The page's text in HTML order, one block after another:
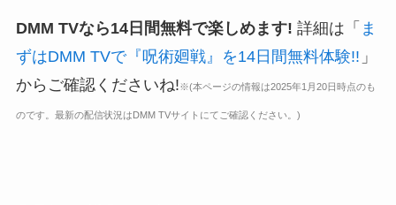
DMM TVなら14日間無料で楽しめます! 詳細は「 ま
ずはDMM TVで『呪術廻戦』を14日間無料体験!! 」
からご確認くださいね!※(本ページの情報は2025年1月20日時点のも
のです。最新の配信状況はDMM TVサイトにてご確認ください。)